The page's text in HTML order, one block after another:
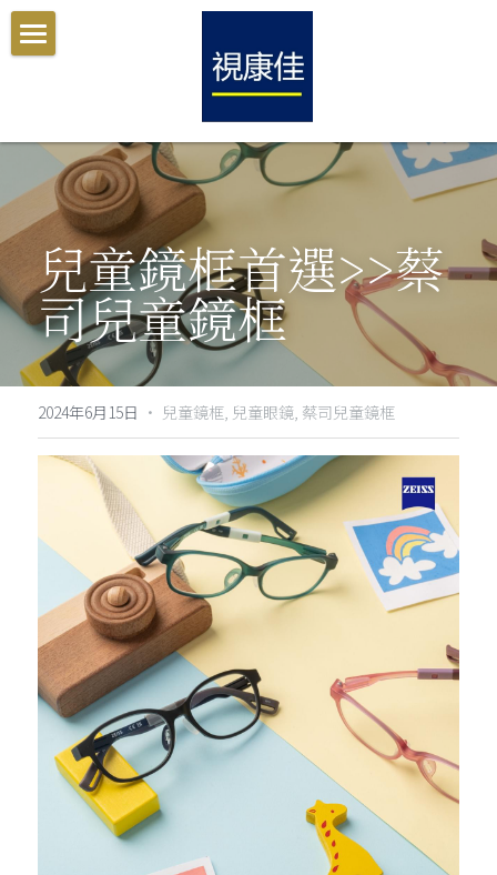
部落格
搜索
兒童鏡框首選>>蔡
司兒童鏡框
2024年6月15日 · 兒童鏡框, 兒童眼鏡, 蔡司兒童鏡框